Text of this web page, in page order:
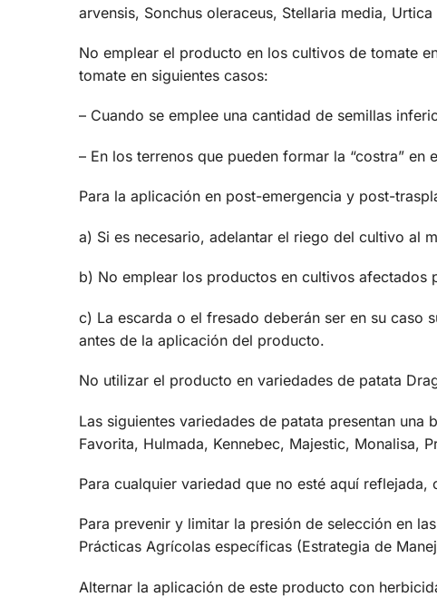
arvensis, Sonchus oleraceus, Stellaria media,
No emplear el producto en los cultivos de tomate
tomate en siguientes casos:
– Cuando se emplee una cantidad de semillas
– En los terrenos que pueden formar la “costra”
Para la aplicación en post-emergencia y post-
a) Si es necesario, adelantar el riego del cultivo al
b) No emplear los productos en cultivos afectados
c) La escarda o el fresado deberán ser en su caso
antes de la aplicación del producto.
No utilizar el producto en variedades de patata
Las siguientes variedades de patata presentan
Favorita, Hulmada, Kennebec, Majestic, Monalisa,
Para cualquier variedad que no esté aquí
Para prevenir y limitar la presión de selección en
Prácticas Agrícolas específicas (Estrategia de
Alternar la aplicación de este producto con